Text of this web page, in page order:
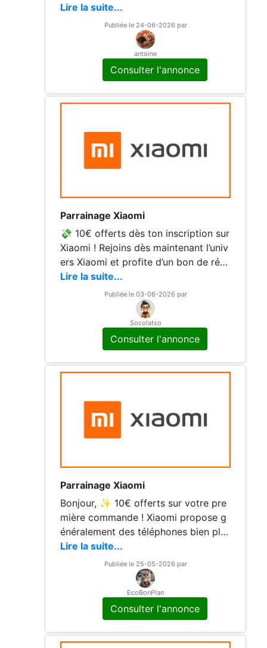
bon de réduction de 10€ sur votre pr
emier achat de 60€ minimum avec m
on code parrain ! ♥️ Au plaisir de part
ager ce parrainage avec vous ! ☎️ Si
vous souhaitez me contacter ou cons
ulter mes autres annonces, vous pou
vez le faire directement depuis la
Lire la suite...
Publiée le 24-06-2026 par
antoine
Consulter l'annonce
Parrainage Xiaomi
💸 10€ offerts dès ton inscription sur
Xiaomi ! Rejoins dès maintenant l’univ
ers Xiaomi et profite d’un bon de réd
uction de 10€ sur ton premier achat.
Lire la suite...
Publiée le 03-06-2026 par
Socolatso
Consulter l'annonce
Parrainage Xiaomi
Bonjour, ✨ 10€ offerts sur votre pre
mière commande ! Xiaomi propose g
énéralement des téléphones bien pla
cé coté prix et fonctionnalité. Rejoign
ez l'univers Xiaomi ! Cliquez ici pour
vous inscrire, bénéficiez d'un bon de
réduction de 10€ sur votre premier a
our votre soutien & confiance ❤ Si tu
passes par moi, je laisse un avis pour
Lire la suite...
Publiée le 25-05-2026 par
EcoBonPlan
Consulter l'annonce